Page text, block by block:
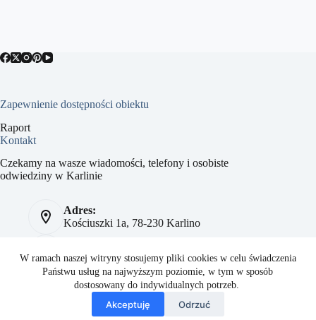
W ramach naszej witryny stosujemy pliki cookies w celu świadczenia
Państwu usług na najwyższym poziomie, w tym w sposób
dostosowany do indywidualnych potrzeb.
Akceptuję Odrzuć
Zapewnienie dostępności obiektu
Raport
Kontakt
Czekamy na wasze wiadomości, telefony i osobiste
odwiedziny w Karlinie
Adres:
Kościuszki 1a, 78-230 Karlino
784 093 041
Strona:
sport.karlino.pl
Copyright © 2026 Regionalne Centrum Sportu i Turystyki w